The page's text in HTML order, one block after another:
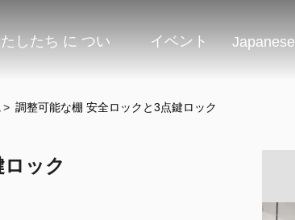
したち に つい イベント Japanese
> 調整可能な棚 安全ロックと3点鍵ロック
ック